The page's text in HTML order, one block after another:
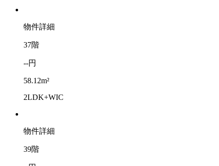
物件詳細
37階
--円
58.12m²
2LDK+WIC
物件詳細
39階